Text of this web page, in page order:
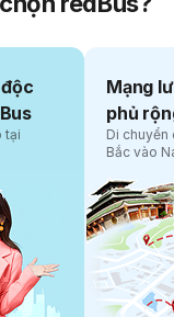
tại
Mạng
phủ
Di chuyển
Bắc vào